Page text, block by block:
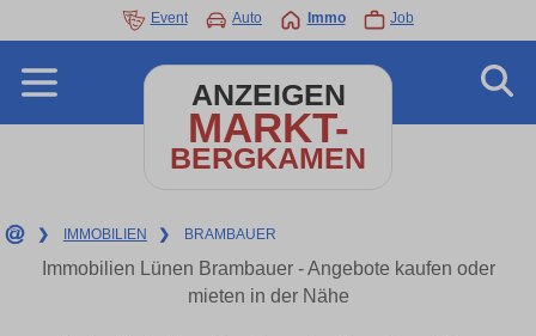
Event Auto Immo Job
ANZEIGEN
MARKT-
BERGKAMEN
❯ IMMOBILIEN ❯ BRAMBAUER
Immobilien Lünen Brambauer - Angebote kaufen oder
mieten in der Nähe